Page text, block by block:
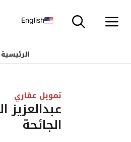
إلى
English
الرئيسية
تمويل عقاري
الجائحة